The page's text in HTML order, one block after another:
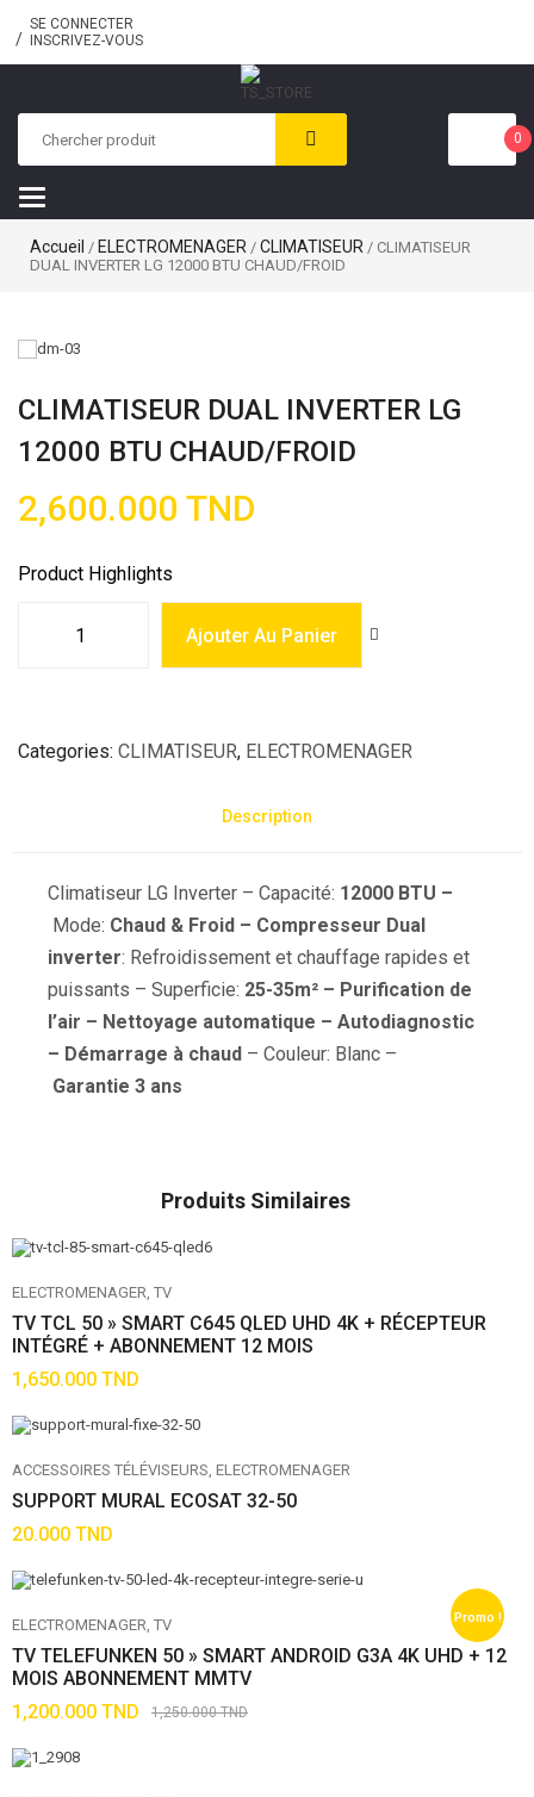
SE CONNECTER
INSCRIVEZ-VOUS
0
Toggle
navigation
Accueil / ELECTROMENAGER / CLIMATISEUR / CLIMATISEUR
DUAL INVERTER LG 12000 BTU CHAUD/FROID
CLIMATISEUR DUAL INVERTER LG
12000 BTU CHAUD/FROID
2,600.000 TND
Product Highlights
Ajouter Au Panier
Categories CLIMATISEUR, ELECTROMENAGER
Description
Climatiseur LG Inverter – Capacité: 12000 BTU –
Mode: Chaud & Froid – Compresseur Dual
inverter: Refroidissement et chauffage rapides et
puissants – Superficie: 25-35m² – Purification de
l’air – Nettoyage automatique – Autodiagnostic
– Démarrage à chaud – Couleur: Blanc –
Garantie 3 ans
Produits Similaires
ELECTROMENAGER TV
TV TCL 50 » SMART C645 QLED UHD 4K + RÉCEPTEUR
INTÉGRÉ + ABONNEMENT 12 MOIS
1,650.000 TND
ACCESSOIRES TÉLÉVISEURS ELECTROMENAGER
SUPPORT MURAL ECOSAT 32-50
20.000 TND
Promo !
ELECTROMENAGER TV
TV TELEFUNKEN 50 » SMART ANDROID G3A 4K UHD + 12
MOIS ABONNEMENT MMTV
1,250.000TND
1,200.000 TND